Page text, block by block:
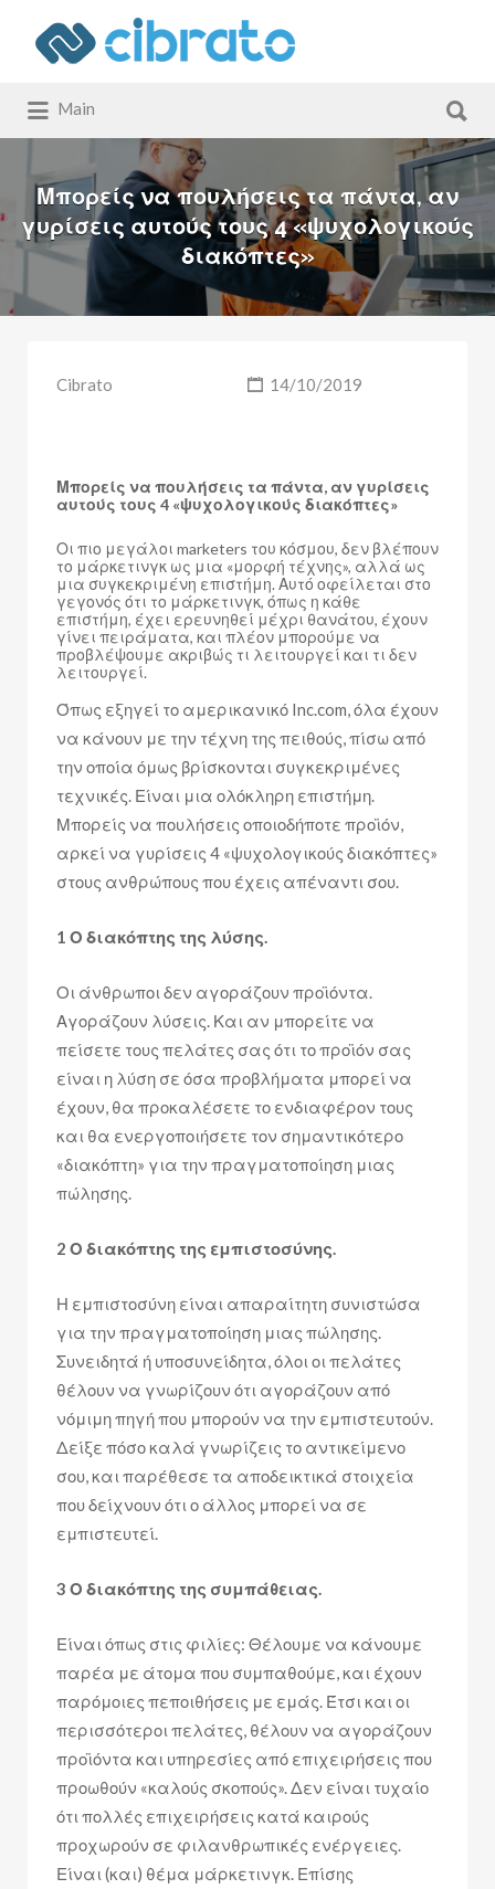
Αναζήτηση
για:
Main
για:
Μπορείς να πουλήσεις τα πάντα, αν
γυρίσεις αυτούς τους 4 «ψυχολογικούς
διακόπτες»
Cibrato 14/10/2019
Μπορείς να πουλήσεις τα πάντα, αν γυρίσεις
αυτούς τους 4 «ψυχολογικούς διακόπτες»
Οι πιο μεγάλοι marketers του κόσμου, δεν βλέπουν
το μάρκετινγκ ως μια «μορφή τέχνης», αλλά ως
μια συγκεκριμένη επιστήμη. Αυτό οφείλεται στο
γεγονός ότι το μάρκετινγκ, όπως η κάθε
επιστήμη, έχει ερευνηθεί μέχρι θανάτου, έχουν
γίνει πειράματα, και πλέον μπορούμε να
προβλέψουμε ακριβώς τι λειτουργεί και τι δεν
λειτουργεί.
Όπως εξηγεί το αμερικανικό Inc.com, όλα έχουν
να κάνουν με την τέχνη της πειθούς, πίσω από
την οποία όμως βρίσκονται συγκεκριμένες
τεχνικές. Είναι μια ολόκληρη επιστήμη.
Μπορείς να πουλήσεις οποιοδήποτε προϊόν,
αρκεί να γυρίσεις 4 «ψυχολογικούς διακόπτες»
στους ανθρώπους που έχεις απέναντι σου.
1 Ο διακόπτης της λύσης.
Οι άνθρωποι δεν αγοράζουν προϊόντα.
Αγοράζουν λύσεις. Και αν μπορείτε να
πείσετε τους πελάτες σας ότι το προϊόν σας
είναι η λύση σε όσα προβλήματα μπορεί να
έχουν, θα προκαλέσετε το ενδιαφέρον τους
και θα ενεργοποιήσετε τον σημαντικότερο
«διακόπτη» για την πραγματοποίηση μιας
πώλησης.
2 Ο διακόπτης της εμπιστοσύνης.
Η εμπιστοσύνη είναι απαραίτητη συνιστώσα
για την πραγματοποίηση μιας πώλησης.
Συνειδητά ή υποσυνείδητα, όλοι οι πελάτες
θέλουν να γνωρίζουν ότι αγοράζουν από
νόμιμη πηγή που μπορούν να την εμπιστευτούν.
Δείξε πόσο καλά γνωρίζεις το αντικείμενο
σου, και παρέθεσε τα αποδεικτικά στοιχεία
που δείχνουν ότι ο άλλος μπορεί να σε
εμπιστευτεί.
3 Ο διακόπτης της συμπάθειας.
Είναι όπως στις φιλίες: Θέλουμε να κάνουμε
παρέα με άτομα που συμπαθούμε, και έχουν
παρόμοιες πεποιθήσεις με εμάς. Έτσι και οι
περισσότεροι πελάτες, θέλουν να αγοράζουν
προϊόντα και υπηρεσίες από επιχειρήσεις που
προωθούν «καλούς σκοπούς». Δεν είναι τυχαίο
ότι πολλές επιχειρήσεις κατά καιρούς
προχωρούν σε φιλανθρωπικές ενέργειες.
Είναι (και) θέμα μάρκετινγκ. Επίσης